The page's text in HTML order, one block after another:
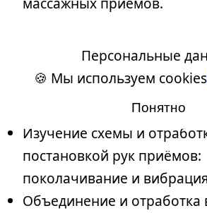
3 ДЕНЬ
Практическая часть.
Повтор схем массажных
Изучение схемы и
постановкой рук приёмов:
поколачивание и
Объединение и отработка
Персональные
🍪 Мы используем
Понятно